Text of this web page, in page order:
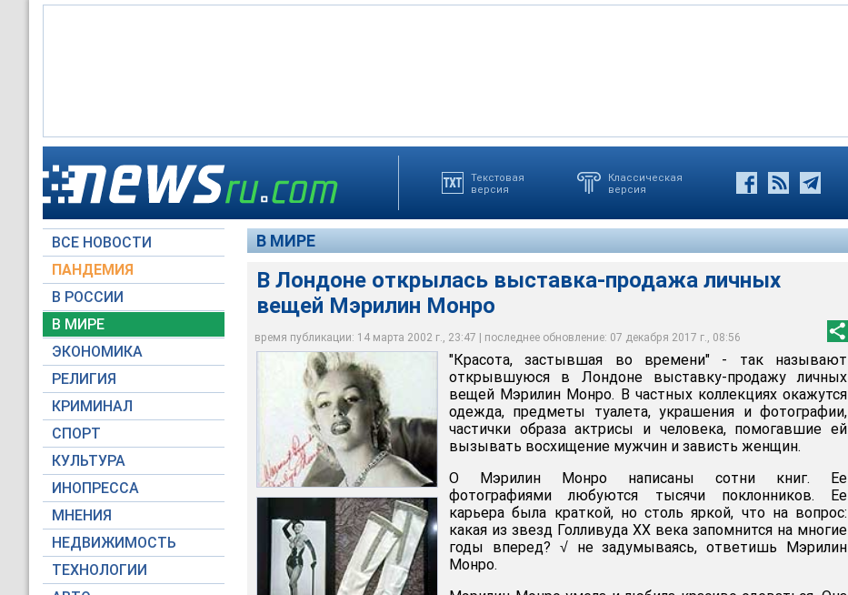
Текстовая
версия
Классическая
версия
ВСЕ НОВОСТИ
ПАНДЕМИЯ
В РОССИИ
В МИРЕ
ЭКОНОМИКА
РЕЛИГИЯ
КРИМИНАЛ
СПОРТ
КУЛЬТУРА
ИНОПРЕССА
МНЕНИЯ
НЕДВИЖИМОСТЬ
ТЕХНОЛОГИИ
В МИРЕ
В Лондоне открылась выставка-продажа личных
вещей Мэрилин Монро
время публикации: 14 марта 2002 г., 23:47 | последнее обновление: 07 декабря 2017 г., 08:56
Архив NTVRU.com
Архив NTVRU.com
Архив NTVRU.com
Архив NTVRU.com
Архив NTVRU.com
"Красота, застывшая во времени" - так называют
открывшуюся в Лондоне выставку-продажу личных
вещей Мэрилин Монро. В частных коллекциях окажутся
одежда, предметы туалета, украшения и фотографии,
частички образа актрисы и человека, помогавшие ей
вызывать восхищение мужчин и зависть женщин.
О Мэрилин Монро написаны сотни книг. Ее
фотографиями любуются тысячи поклонников. Ее
карьера была краткой, но столь яркой, что на вопрос:
какая из звезд Голливуда ХХ века запомнится на многие
годы вперед? √ не задумываясь, ответишь Мэрилин
Монро.